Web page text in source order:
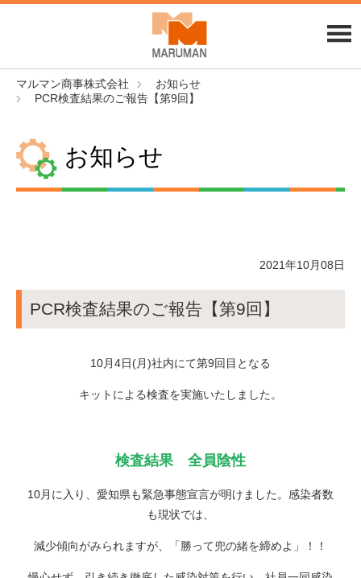
マルマン商事株式会社
お知らせ
PCR検査結果のご報告【第9回】
お知らせ
2021年10月08日
PCR検査結果のご報告【第9回】
10月4日(月)社内にて第9回目となる
キットによる検査を実施いたしました。
検査結果 全員陰性
10月に入り、愛知県も緊急事態宣言が明けました。感染者数
も現状では、
減少傾向がみられますが、「勝って兜の緒を締めよ」！！